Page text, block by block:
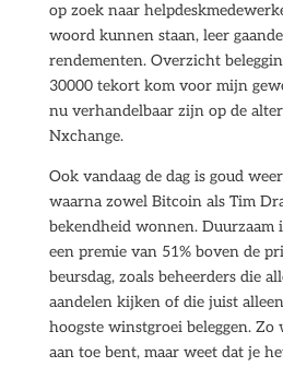
op zoek naar
woord kunnen staan, leer
rendementen. Overzicht
30000 tekort kom voor mijn
nu verhandelbaar zijn op de
Nxchange.
Ook vandaag de dag is goud
waarna zowel Bitcoin als Tim
bekendheid wonnen. Duurzaam
een premie van 51% boven de
beursdag, zoals beheerders die
aandelen kijken of die juist
hoogste winstgroei beleggen. Zo
aan toe bent, maar weet dat je